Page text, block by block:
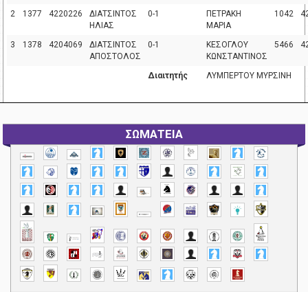
2
1377 4220226
ΔΙΑΤΣΙΝΤΟΣ
ΗΛΙΑΣ
0-1
ΠΕΤΡΑΚΗ
ΜΑΡΙΑ
1042
3 1378 4204069
ΔΙΑΤΣΙΝΤΟΣ
ΑΠΟΣΤΟΛΟΣ
0-1
ΚΕΣΟΓΛΟΥ
ΚΩΝΣΤΑΝΤΙΝΟΣ
5466
Διαιτητής ΛΥΜΠΕΡΤΟΥ ΜΥΡΣΙΝΗ
ΣΩΜΑΤΕΙΑ